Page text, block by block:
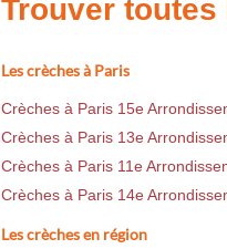
Trouver
Les crèches à Paris
Crèches à Paris 15e
Crèches à Paris 13e
Crèches à Paris 11e
Crèches à Paris 14e
Les crèches en région